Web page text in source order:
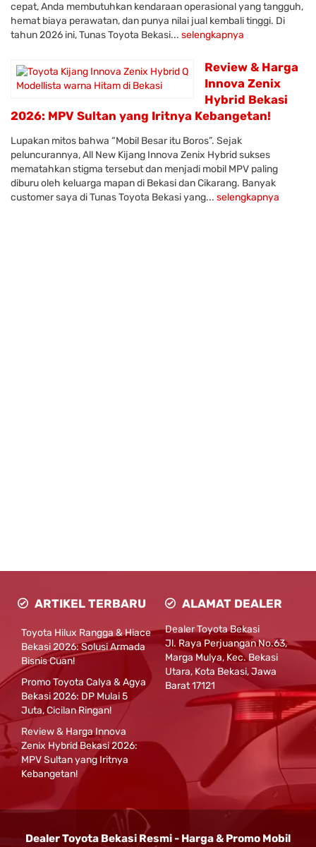
cepat, Anda membutuhkan kendaraan operasional yang tangguh,
hemat biaya perawatan, dan punya nilai jual kembali tinggi. Di
tahun 2026 ini, Tunas Toyota Bekasi... selengkapnya
Review & Harga
Innova Zenix
Hybrid Bekasi
2026: MPV Sultan yang Iritnya Kebangetan!
Lupakan mitos bahwa “Mobil Besar itu Boros”. Sejak
peluncurannya, All New Kijang Innova Zenix Hybrid sukses
mematahkan stigma tersebut dan menjadi mobil MPV paling
diburu oleh keluarga mapan di Bekasi dan Cikarang. Banyak
customer saya di Tunas Toyota Bekasi yang... selengkapnya
ARTIKEL TERBARU
Toyota Hilux Rangga & Hiace
Bekasi 2026: Solusi Armada
Bisnis Cuan!
Promo Toyota Calya & Agya
Bekasi 2026: DP Mulai 5
Juta, Cicilan Ringan!
Review & Harga Innova
Zenix Hybrid Bekasi 2026:
MPV Sultan yang Iritnya
Kebangetan!
ALAMAT DEALER
Dealer Toyota Bekasi
Jl. Raya Perjuangan No.63,
Marga Mulya, Kec. Bekasi
Utara, Kota Bekasi, Jawa
Barat 17121
Dealer Toyota Bekasi Resmi - Harga & Promo Mobil